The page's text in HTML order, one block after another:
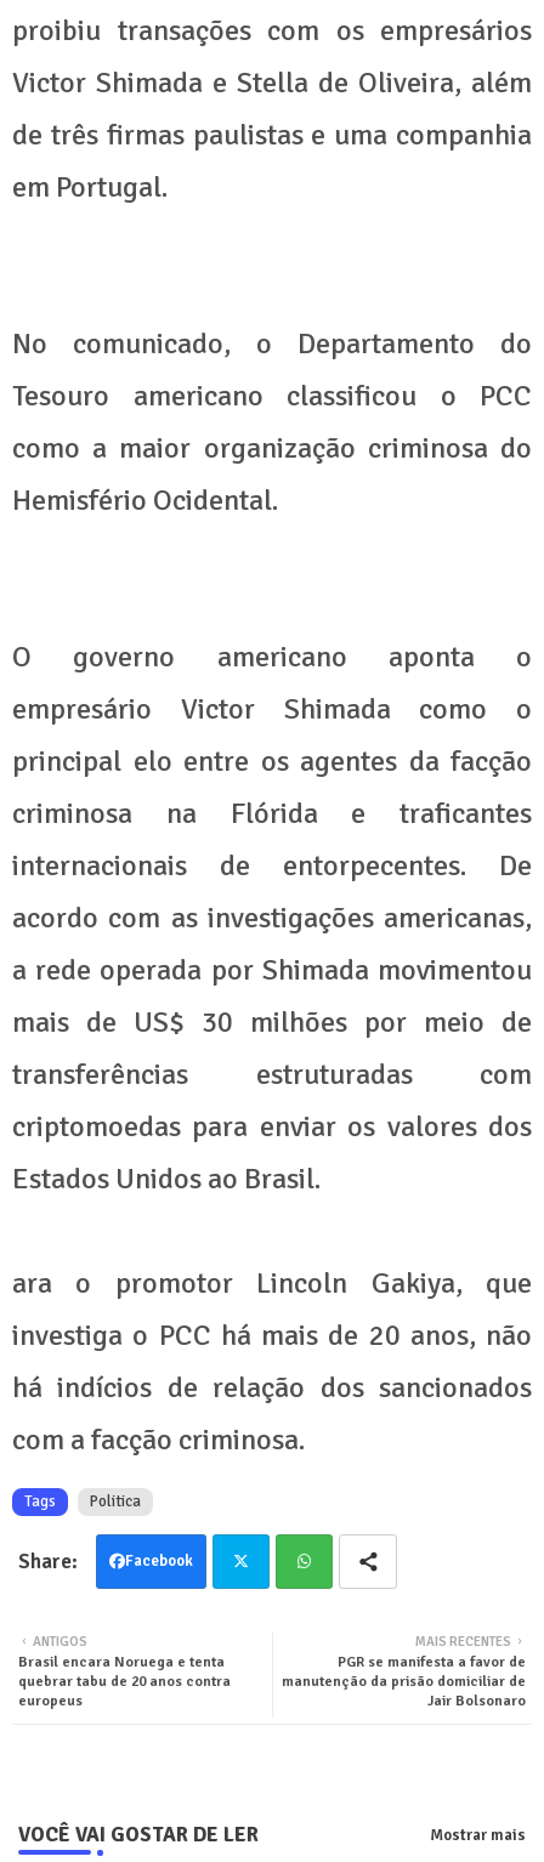
proibiu transações com os empresários
Victor Shimada e Stella de Oliveira, além
de três firmas paulistas e uma companhia
em Portugal.
No comunicado, o Departamento do
Tesouro americano classificou o PCC
como a maior organização criminosa do
Hemisfério Ocidental.
O governo americano aponta o
empresário Victor Shimada como o
principal elo entre os agentes da facção
criminosa na Flórida e traficantes
internacionais de entorpecentes. De
acordo com as investigações americanas,
a rede operada por Shimada movimentou
mais de US$ 30 milhões por meio de
transferências estruturadas com
criptomoedas para enviar os valores dos
Estados Unidos ao Brasil.
ara o promotor Lincoln Gakiya, que
investiga o PCC há mais de 20 anos, não
há indícios de relação dos sancionados
com a facção criminosa.
Tags Politica
Facebook
MAIS RECENTES
PGR se manifesta a favor de
manutenção da prisão domiciliar de
Jair Bolsonaro
ANTIGOS
Brasil encara Noruega e tenta
quebrar tabu de 20 anos contra
europeus
VOCÊ VAI GOSTAR DE LER Mostrar mais